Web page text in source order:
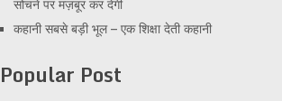
सोचने पर मज़बूर कर देगी
कहानी सबसे बड़ी भूल – एक शिक्षा देती कहानी
Popular Post